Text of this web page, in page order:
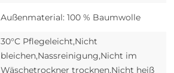
Außenmaterial: 100 % Baumwolle
30°C Pflegeleicht,Nicht
bleichen,Nassreinigung,Nicht im
Wäschetrockner trocknen,Nicht heiß